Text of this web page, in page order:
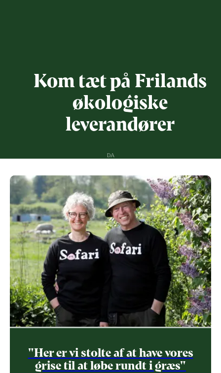
Kom tæt på Frilands
økologiske
leverandører
DA
"Her er vi stolte af at have vores
grise til at løbe rundt i græs"